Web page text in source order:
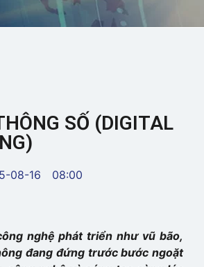
SỐ (DIGITAL
08-16 08:00
nghệ phát triển như vũ bão,
đang đứng trước bước ngoặt